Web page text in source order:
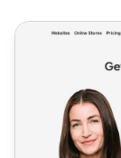
Program